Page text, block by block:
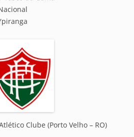
Clube (Porto Velho – RO)